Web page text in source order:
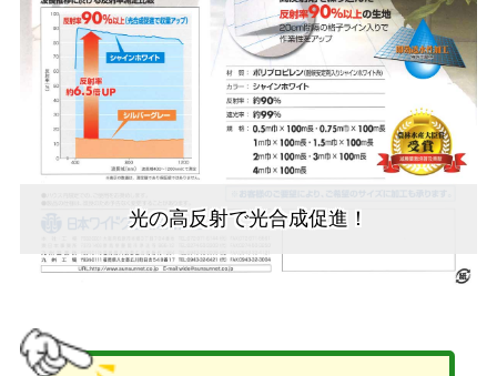
光の高反射で光合成促進！